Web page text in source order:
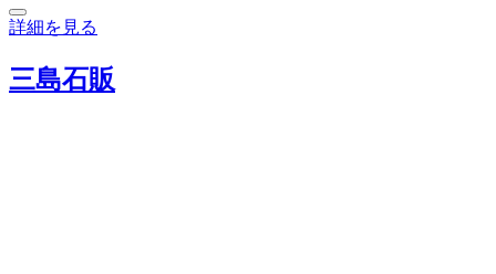
詳細を見る
三島石販